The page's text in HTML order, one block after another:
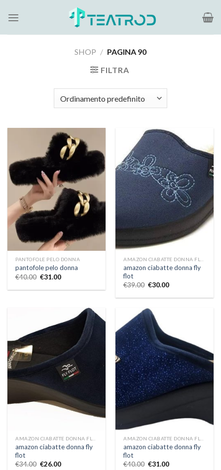
SHOP / PAGINA 90
FILTRA
PANTOFOLE PELO DONNA
pantofole pelo donna
€40.00 €31.00
amazon ciabatte donna fly
flot
€39.00 €30.00
amazon ciabatte donna fly
flot
€34.00 €26.00
amazon ciabatte donna fly
flot
€40.00 €31.00